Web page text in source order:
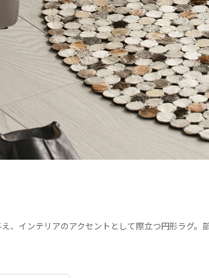
、インテリアのアクセントとして際立つ円形ラグ